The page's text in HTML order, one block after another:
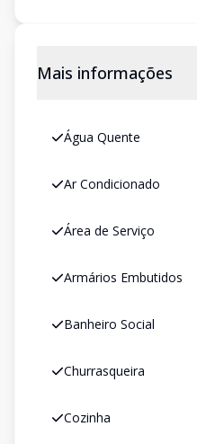
Mais informações
Água Quente
Ar Condicionado
Área de Serviço
Armários Embutidos
Banheiro Social
Churrasqueira
Cozinha